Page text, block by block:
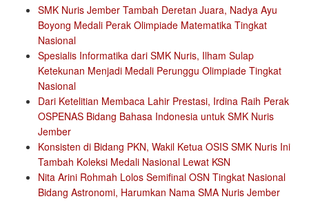
SMK Nuris Jember Tambah Deretan Juara, Nadya Ayu
Boyong Medali Perak Olimpiade Matematika Tingkat
Nasional
Spesialis Informatika dari SMK Nuris, Ilham Sulap
Ketekunan Menjadi Medali Perunggu Olimpiade Tingkat
Nasional
Dari Ketelitian Membaca Lahir Prestasi, Irdina Raih Perak
OSPENAS Bidang Bahasa Indonesia untuk SMK Nuris
Jember
Konsisten di Bidang PKN, Wakil Ketua OSIS SMK Nuris Ini
Tambah Koleksi Medali Nasional Lewat KSN
Nita Arini Rohmah Lolos Semifinal OSN Tingkat Nasional
Bidang Astronomi, Harumkan Nama SMA Nuris Jember